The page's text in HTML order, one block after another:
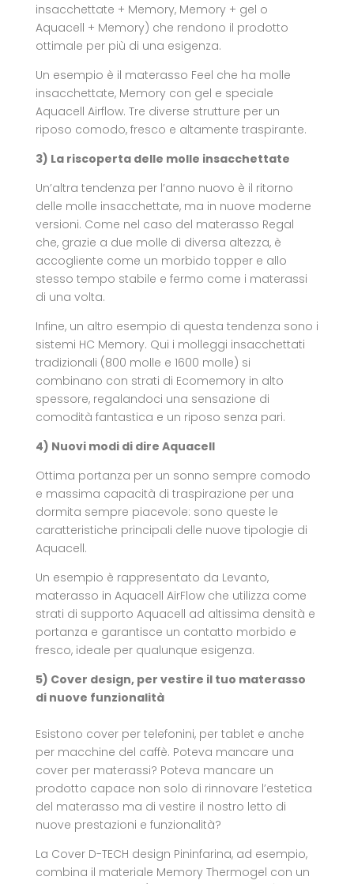
insacchettate + Memory, Memory + gel o
Aquacell + Memory) che rendono il prodotto
ottimale per più di una esigenza.
Un esempio è il materasso Feel che ha molle
insacchettate, Memory con gel e speciale
Aquacell Airflow. Tre diverse strutture per un
riposo comodo, fresco e altamente traspirante.
3) La riscoperta delle molle insacchettate
Un’altra tendenza per l’anno nuovo è il ritorno
delle molle insacchettate, ma in nuove moderne
versioni. Come nel caso del materasso Regal
che, grazie a due molle di diversa altezza, è
accogliente come un morbido topper e allo
stesso tempo stabile e fermo come i materassi
di una volta.
Infine, un altro esempio di questa tendenza sono i
sistemi HC Memory. Qui i molleggi insacchettati
tradizionali (800 molle e 1600 molle) si
combinano con strati di Ecomemory in alto
spessore, regalandoci una sensazione di
comodità fantastica e un riposo senza pari.
4) Nuovi modi di dire Aquacell
Ottima portanza per un sonno sempre comodo
e massima capacità di traspirazione per una
dormita sempre piacevole: sono queste le
caratteristiche principali delle nuove tipologie di
Aquacell.
Un esempio è rappresentato da Levanto,
materasso in Aquacell AirFlow che utilizza come
strati di supporto Aquacell ad altissima densità e
portanza e garantisce un contatto morbido e
fresco, ideale per qualunque esigenza.
5) Cover design, per vestire il tuo materasso
di nuove funzionalità
Esistono cover per telefonini, per tablet e anche
per macchine del caffè. Poteva mancare una
cover per materassi? Poteva mancare un
prodotto capace non solo di rinnovare l’estetica
del materasso ma di vestire il nostro letto di
nuove prestazioni e funzionalità?
La Cover D-TECH design Pininfarina, ad esempio,
combina il materiale Memory Thermogel con un